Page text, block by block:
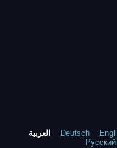
العربية Deutsch
Русский